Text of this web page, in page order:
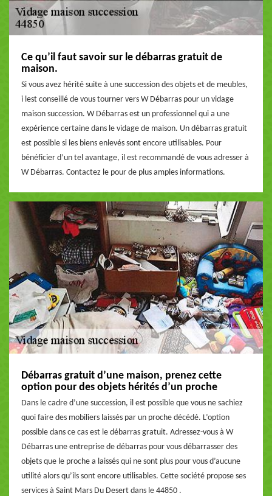
Ce qu’il faut savoir sur le débarras gratuit de
maison.
Si vous avez hérité suite à une succession des objets et de meubles,
i lest conseillé de vous tourner vers W Débarras pour un vidage
maison succession. W Débarras est un professionnel qui a une
expérience certaine dans le vidage de maison. Un débarras gratuit
est possible si les biens enlevés sont encore utilisables. Pour
bénéficier d’un tel avantage, il est recommandé de vous adresser à
W Débarras. Contactez le pour de plus amples informations.
Débarras gratuit d’une maison, prenez cette
option pour des objets hérités d’un proche
Dans le cadre d’une succession, il est possible que vous ne sachiez
quoi faire des mobiliers laissés par un proche décédé. L’option
possible dans ce cas est le débarras gratuit. Adressez-vous à W
Débarras une entreprise de débarras pour vous débarrasser des
objets que le proche a laissés qui ne sont plus pour vous d’aucune
utilité alors qu’ils sont encore utilisables. Cette société propose ses
services à Saint Mars Du Desert dans le 44850 .